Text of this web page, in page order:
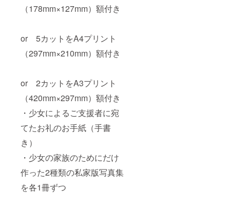
（178mm×127mm）額付き
or 5カットをA4プリント
（297mm×210mm）額付き
or 2カットをA3プリント
（420mm×297mm）額付き
・少女によるご支援者に宛
てたお礼のお手紙（手書
き）
・少女の家族のためにだけ
作った2種類の私家版写真集
を各1冊ずつ